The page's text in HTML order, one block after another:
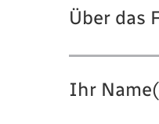
Über das
Ihr Name